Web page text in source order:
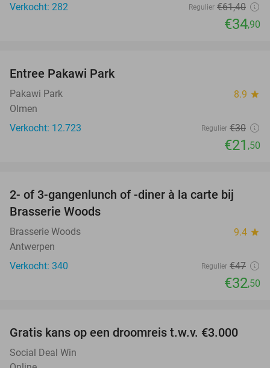
Verkocht: 282
Regulier €61,40
€34,90
Entree Pakawi Park
Pakawi Park 8.9 star
Olmen
Verkocht: 12.723
Regulier €30
€21 ,50
31%
2- of 3-gangenlunch of -diner à la carte bij
Brasserie Woods
Brasserie Woods 9.4 star
Antwerpen
Verkocht: 340
Regulier €47
€32,50
Gratis kans op een droomreis t.w.v. €3.000
Social Deal Win